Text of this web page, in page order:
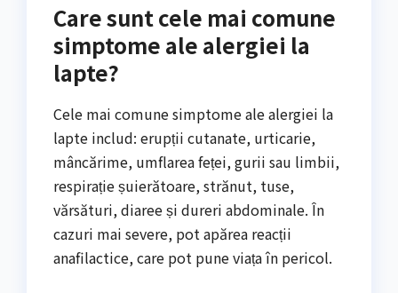
Care sunt cele mai comune
simptome ale alergiei la
lapte?
Cele mai comune simptome ale alergiei la
lapte includ: erupții cutanate, urticarie,
mâncărime, umflarea feței, gurii sau limbii,
respirație șuierătoare, strănut, tuse,
vărsături, diaree și dureri abdominale. În
cazuri mai severe, pot apărea reacții
anafilactice, care pot pune viața în pericol.